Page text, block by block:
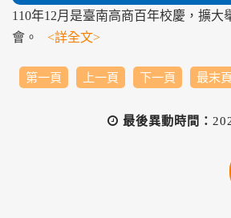
110年12月是臺南高商百年校慶，擴大
會。 <詳全文>
第一頁 上一頁 下一頁 最末頁
最後異動時間：